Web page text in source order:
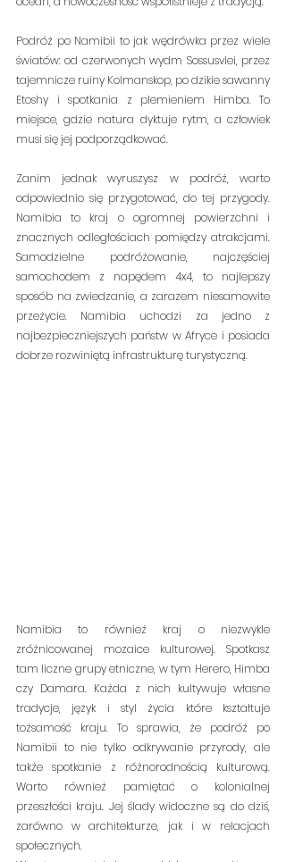
Podróż po Namibii to jak wędrówka przez wiele
światów: od czerwonych wydm Sossusvlei, przez
tajemnicze ruiny Kolmanskop, po dzikie sawanny
Etoshy i spotkania z plemieniem Himba. To
miejsce, gdzie natura dyktuje rytm, a człowiek
musi się jej podporządkować.
Zanim jednak wyruszysz w podróż, warto
odpowiednio się przygotować, do tej przygody.
Namibia to kraj o ogromnej powierzchni i
znacznych odległościach pomiędzy atrakcjami.
Samodzielne podróżowanie, najczęściej
samochodem z napędem 4x4, to najlepszy
sposób na zwiedzanie, a zarazem niesamowite
przeżycie. Namibia uchodzi za jedno z
najbezpieczniejszych państw w Afryce i posiada
dobrze rozwiniętą infrastrukturę turystyczną.
Namibia to również kraj o niezwykle
zróżnicowanej mozaice kulturowej. Spotkasz
tam liczne grupy etniczne, w tym Herero, Himba
czy Damara. Każda z nich kultywuje własne
tradycje, język i styl życia które kształtuje
tożsamość kraju. To sprawia, że podróż po
Namibii to nie tylko odkrywanie przyrody, ale
także spotkanie z różnorodnością kulturową.
Warto również pamiętać o kolonialnej
przeszłości kraju. Jej ślady widoczne są do dziś,
zarówno w architekturze, jak i w relacjach
społecznych.